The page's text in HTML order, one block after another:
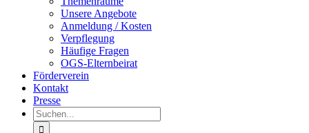
Unsere Angebote
Anmeldung / Kosten
Verpflegung
Häufige Fragen
OGS-Elternbeirat
Förderverein
Kontakt
Presse
Suche
nach: